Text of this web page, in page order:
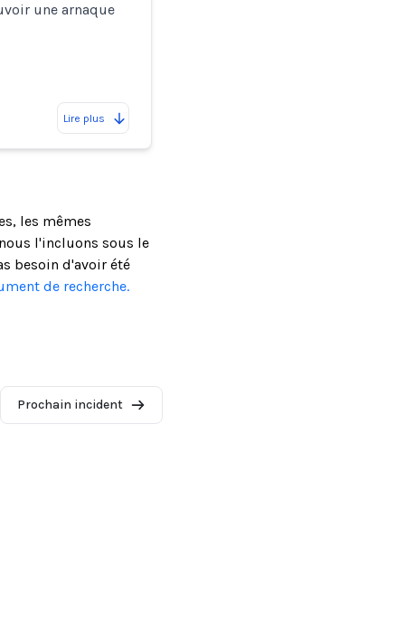
une arnaque
Lire plus
les mêmes
l'incluons sous le
besoin d'avoir été
de recherche.
Prochain incident